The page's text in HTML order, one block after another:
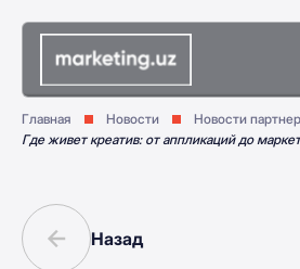
Главная Новости
Новости
Где живет креатив: от аппликаций до
Назад